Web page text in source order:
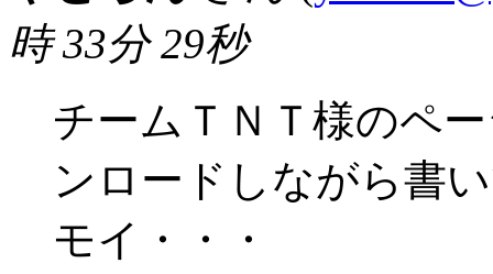
時 33分 29秒
チームＴＮＴ様のペ
ンロードしながら書
モイ・・・